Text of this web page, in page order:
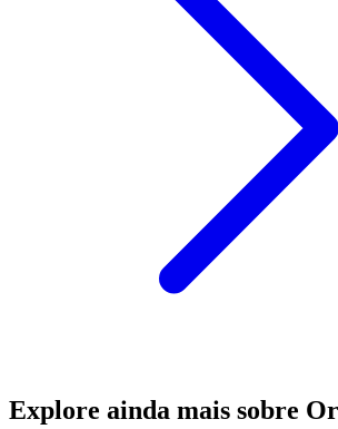
Explore ainda mais sobre